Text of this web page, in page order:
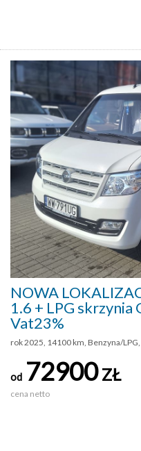
NOWA
1.6 + LPG skrzynia
Vat23%
rok 2025, 14100 km, Benzyna/
od 72900ZŁ
cena netto